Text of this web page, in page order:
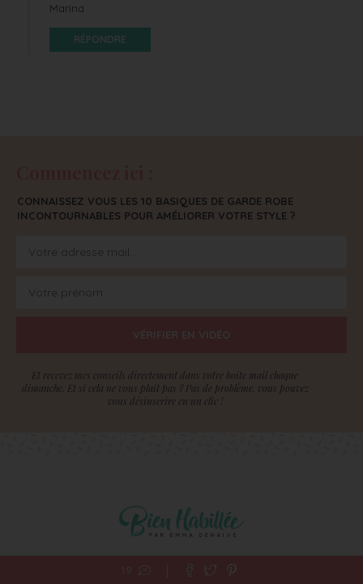
Marina
RÉPONDRE
CONNAISSEZ VOUS LES 10 BASIQUES DE GARDE ROBE
INCONTOURNABLES POUR AMÉLIORER VOTRE STYLE ?
Et recevez mes conseils directement dans votre boite mail chaque
dimanche. Et si cela ne vous plait pas ? Pas de problème, vous pouvez
vous désinscrire en un clic !